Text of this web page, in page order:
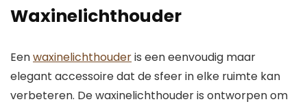
Waxinelichthouder
Eenwaxinelichthouderis een eenvoudig maar
elegant accessoire dat de sfeer in elke ruimte kan
verbeteren. De waxinelichthouder is ontworpen om